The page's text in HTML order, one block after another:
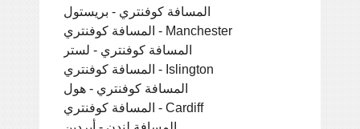
المسافة كوفنتري - بريستول
المسافة كوفنتري - Manchester
المسافة كوفنتري - لستر
المسافة كوفنتري - Islington
المسافة كوفنتري - هول
المسافة كوفنتري - Cardiff